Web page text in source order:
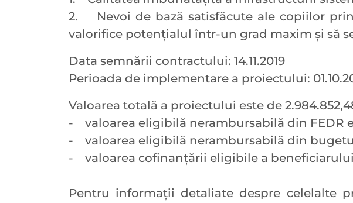
2. Nevoi de bază satisfăcute ale copiilor
valorifice potenţialul într-un grad maxim şi să
Data semnării contractului: 14.11.2019
Perioada de implementare a proiectului:
Valoarea totală a proiectului este de
- valoarea eligibilă nerambursabilă din FEDR
- valoarea eligibilă nerambursabilă din bugetul
- valoarea cofinanțării eligibile a beneficiarului
Pentru informaţii detaliate despre celelalte